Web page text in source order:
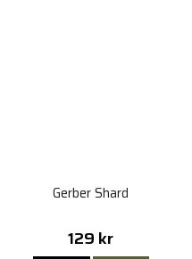
Gerber Shard
129 kr